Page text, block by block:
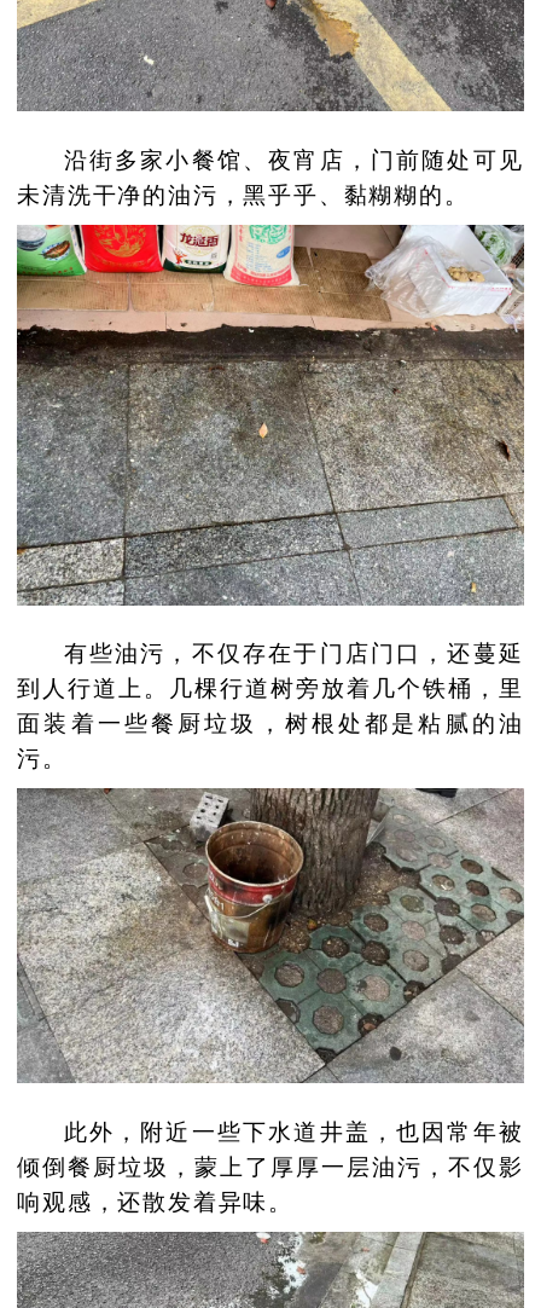
沿街多家小餐馆、夜宵店，门前随处可见
未清洗干净的油污，黑乎乎、黏糊糊的。
有些油污，不仅存在于门店门口，还蔓延
到人行道上。几棵行道树旁放着几个铁桶，里
面装着一些餐厨垃圾，树根处都是粘腻的油
污。
此外，附近一些下水道井盖，也因常年被
倾倒餐厨垃圾，蒙上了厚厚一层油污，不仅影
响观感，还散发着异味。